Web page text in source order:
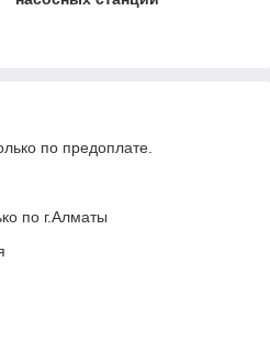
по предоплате.
по г.Алматы